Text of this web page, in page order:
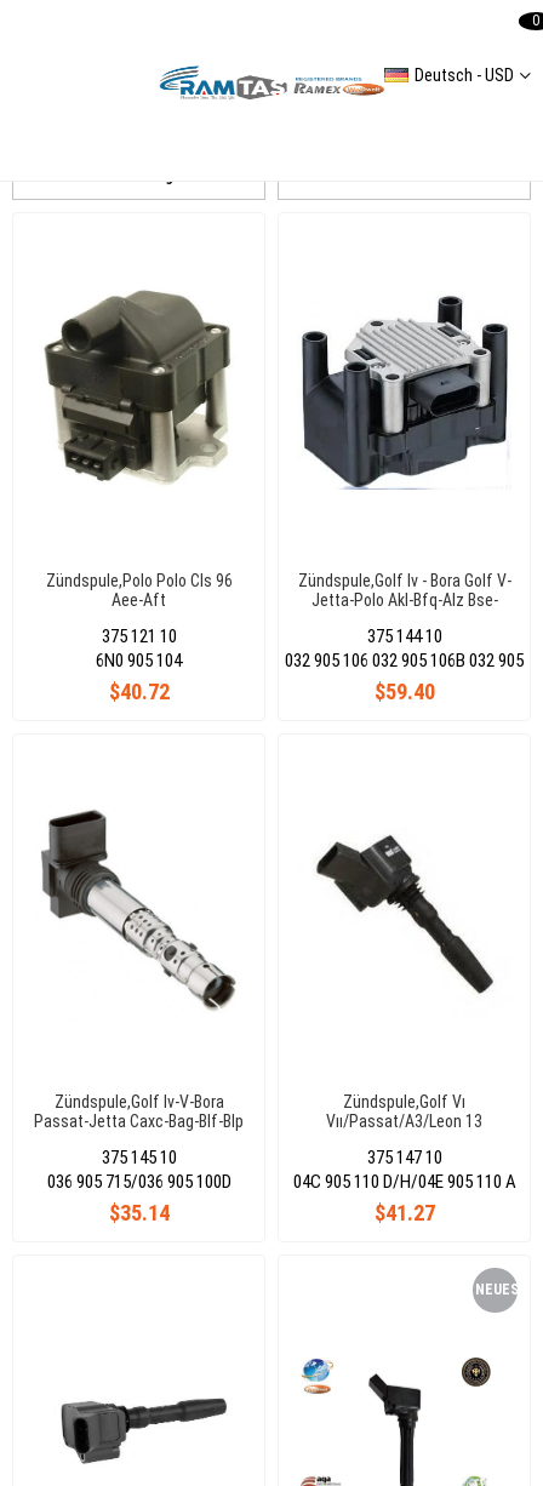
Deutsch - USD
0
Zündspule,Polo Polo Cls 96
Aee-Aft
375 121 10
$40.72
6N0 905 104
Zündspule,Golf Iv - Bora Golf V-
Jetta-Polo Akl-Bfq-Alz Bse-
375 144 10
$59.40
032 905 106 032 905 106B 032 905
Zündspule,Golf Iv-V-Bora
Passat-Jetta Caxc-Bag-Blf-Blp
375 145 10
$35.14
036 905 715/036 905 100D
Zündspule,Golf Vı
Vıı/Passat/A3/Leon 13
375 147 10
$41.27
04C 905 110 D/H/04E 905 110 A
NEUES